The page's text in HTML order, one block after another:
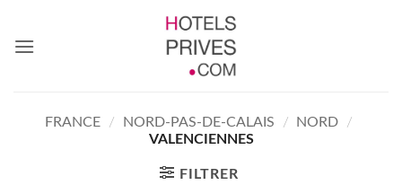
contenu
FRANCE / NORD-PAS-DE-CALAIS / NORD
/
VALENCIENNES
FILTRER